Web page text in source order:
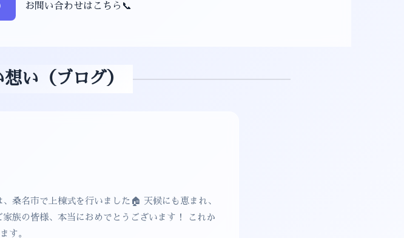
お問い合わせはこちら📞
い（ブログ）
桑名市で上棟式を行いました🏠 天候にも恵まれ、
族の皆様、本当におめでとうございます！ これか
す。